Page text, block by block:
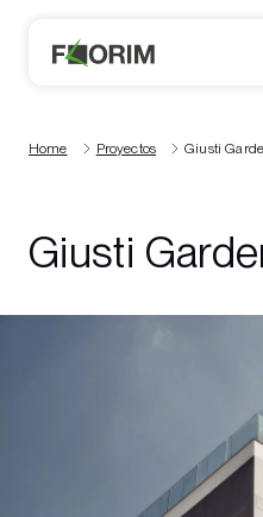
Home Proyectos Giusti
Giusti